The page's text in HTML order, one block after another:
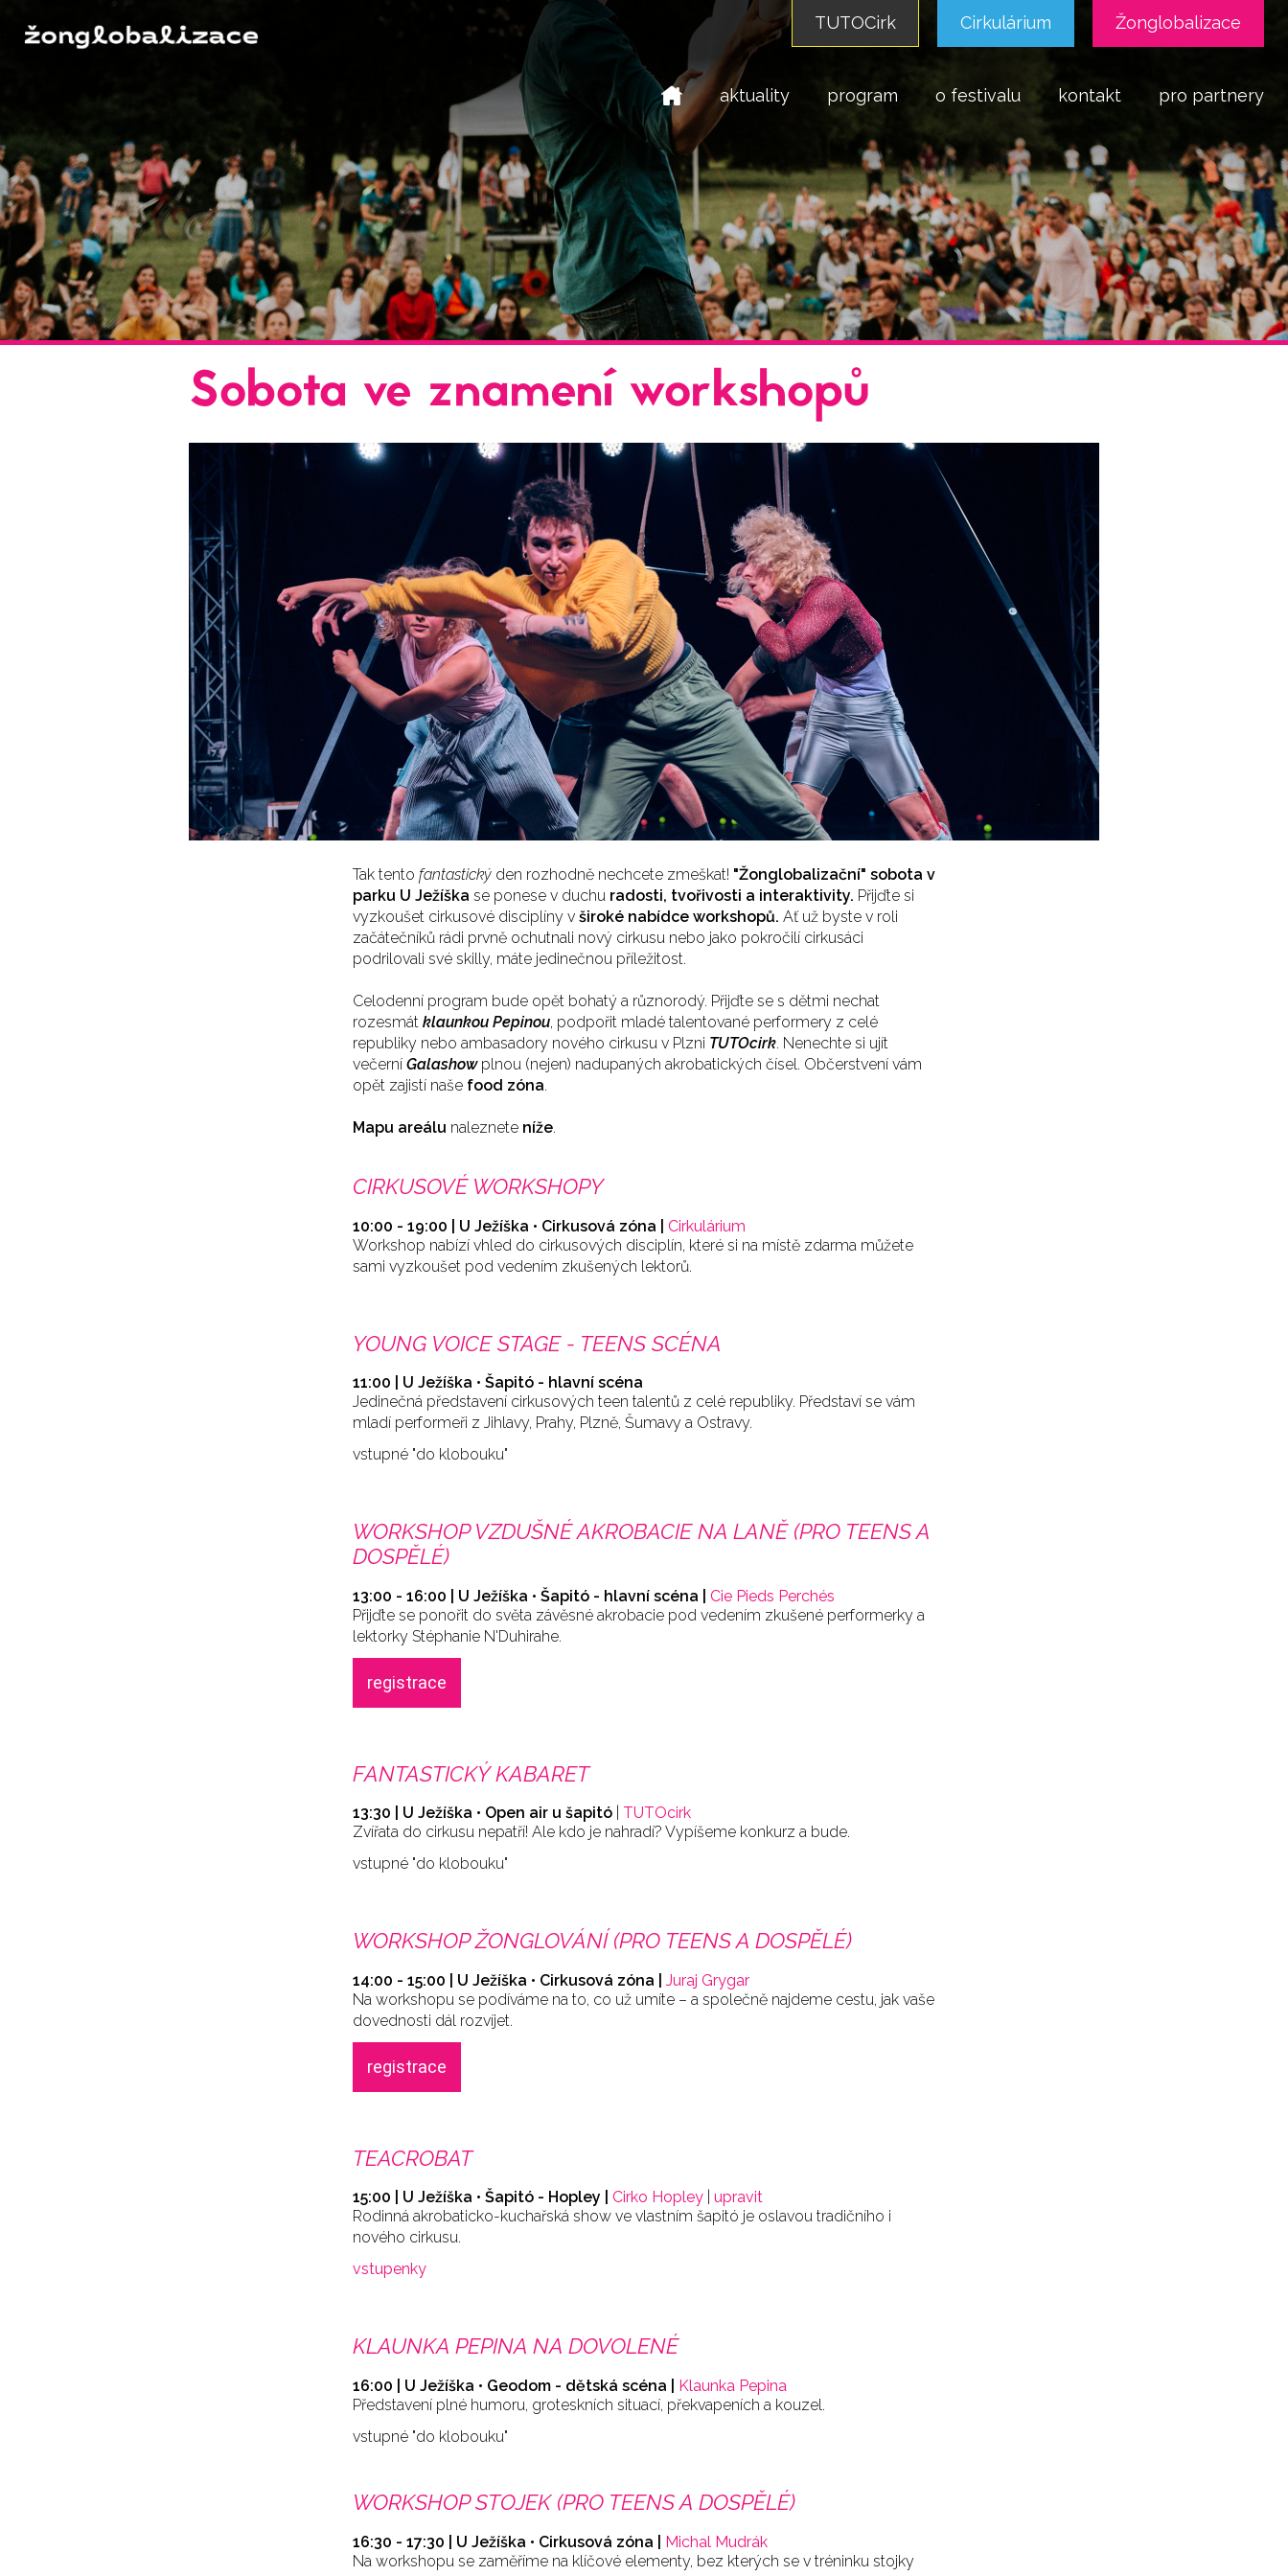
TUTOCirk Cirkulárium Žonglobalizace
domů aktuality program o festivalu kontakt pro partnery
Sobota ve znamení workshopů
Tak tento fantastickýden rozhodně nechcete zmeškat! "Žonglobalizační" sobota v
parku U Ježíška se ponese v duchu radosti, tvořivosti a interaktivity. Přijďte si
vyzkoušet cirkusové disciplíny v široké nabídce workshopů. Ať už byste v roli
začátečníků rádi prvně ochutnali nový cirkusu nebo jako pokročilí cirkusáci
podrilovali své skilly, máte jedinečnou příležitost.
Celodenní program bude opět bohatý a různorodý. Přijďte se s dětmi nechat
rozesmát klaunkou Pepinou, podpořit mladé talentované performery z celé
republiky nebo ambasadory nového cirkusu v Plzni TUTOcirk. Nenechte si ujít
večerní Galashowplnou (nejen) nadupaných akrobatických čísel. Občerstvení vám
opět zajistí naše food zóna.
Mapu areálu naleznete níže.
CIRKUSOVÉ WORKSHOPY
10:00 - 19:00 | U Ježíška • Cirkusová zóna |
Cirkulárium
Workshop nabízí vhled do cirkusových disciplín, které si na místě zdarma můžete
sami vyzkoušet pod vedením zkušených lektorů.
YOUNG VOICE STAGE - TEENS SCÉNA
11:00 | U Ježíška • Šapitó - hlavní scéna
Jedinečná představení cirkusových teen talentů z celé republiky. Představí se vám
mladí performeři z Jihlavy, Prahy, Plzně, Šumavy a Ostravy.
vstupné "do klobouku"
WORKSHOP VZDUŠNÉ AKROBACIE NA LANĚ (PRO TEENS A
DOSPĚLÉ)
13:00 - 16:00 | U Ježíška • Šapitó - hlavní scéna | Cie Pieds Perchés
Přijďte se ponořit do světa závěsné akrobacie pod vedením zkušené performerky a
lektorky Stéphanie N'Duhirahe.
registrace
FANTASTICKÝ KABARET
13:30 | U Ježíška • Open air u šapitó
TUTOcirk
Zvířata do cirkusu nepatří! Ale kdo je nahradí? Vypíšeme konkurz a bude.
vstupné "do klobouku"
WORKSHOP ŽONGLOVÁNÍ (PRO TEENS A DOSPĚLÉ)
14:00 - 15:00 | U Ježíška • Cirkusová zóna | Juraj Grygar
Na workshopu se podíváme na to, co už umíte – a společně najdeme cestu, jak vaše
dovednosti dál rozvíjet.
registrace
TEACROBAT
15:00 | U Ježíška • Šapitó - Hopley | Cirko Hopley| upravit
Rodinná akrobaticko-kuchařská show ve vlastním šapitó je oslavou tradičního i
nového cirkusu.
vstupenky
KLAUNKA PEPINA NA DOVOLENÉ
16:00 | U Ježíška • Geodom - dětská scéna |
Klaunka Pepina
Představení plné humoru, groteskních situací, překvapeních a kouzel.
vstupné "do klobouku"
WORKSHOP STOJEK (PRO TEENS A DOSPĚLÉ)
16:30 - 17:30 | U Ježíška • Cirkusová zóna | Michal Mudrák
Na workshopu se zaměříme na klíčové elementy, bez kterých se v tréninku stojky